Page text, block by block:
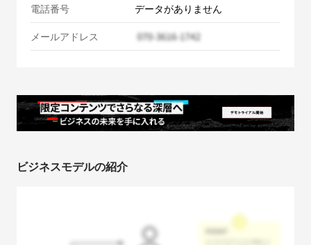
電話番号
データがありません
メールアドレス
ビジネスモデルの紹介